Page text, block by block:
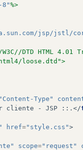
8"%>
jsp/jstl/
W3C//DTD HTML
loose.dtd">
"Content-Type"
cliente - JSP ::. </
href="style.css">
scope="request"